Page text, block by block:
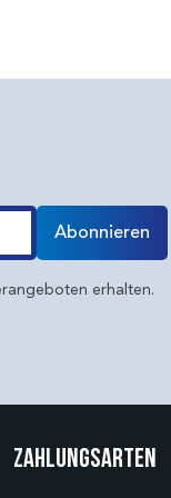
Abonnieren
erhalten.
Zahlungsarten